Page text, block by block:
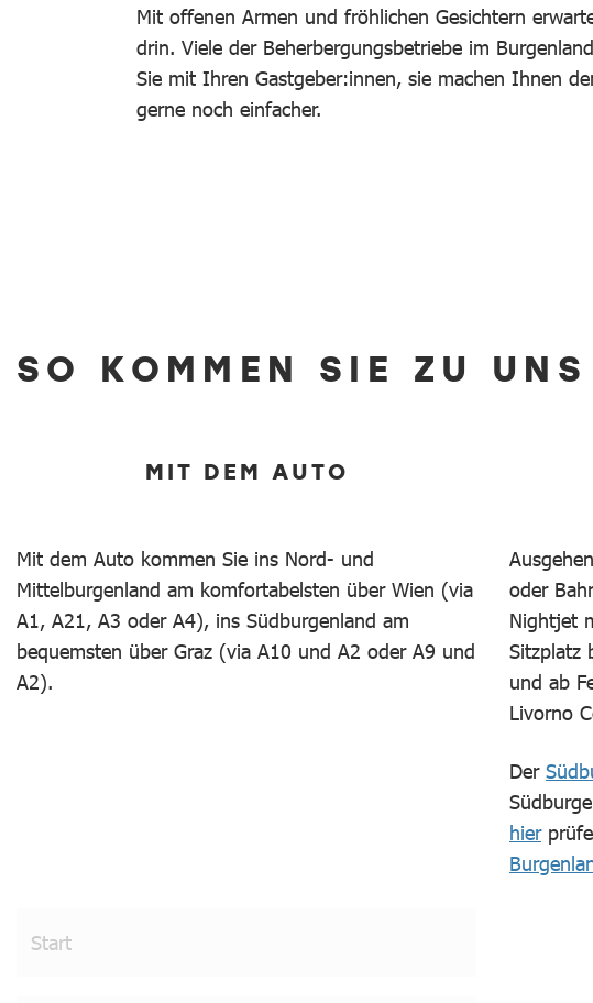
Mit offenen Armen und fröhlichen Gesichtern
drin. Viele der Beherbergungsbetriebe im
Sie mit Ihren Gastgeber:innen, sie machen Ihnen
gerne noch einfacher.
SO KOMMEN SIE ZU UNS
MIT DEM AUTO
Mit dem Auto kommen Sie ins Nord- und
Mittelburgenland am komfortabelsten über Wien (via
A1, A21, A3 oder A4), ins Südburgenland am
bequemsten über Graz (via A10 und A2 oder A9 und
A2).
oder
Nightjet
Sitzplatz
und ab
Livorno
Der
hier